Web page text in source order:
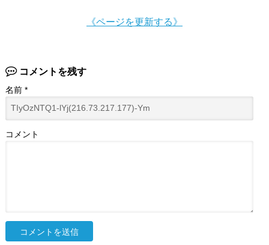
《ページを更新する》
コメントを残す
名前 *
コメント